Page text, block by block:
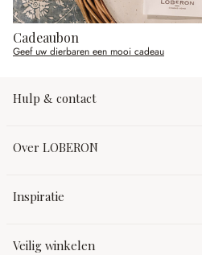
Cadeaubon
Geef uw dierbaren een mooi cadeau
Hulp & contact
Over LOBERON
Inspiratie
Veilig winkelen